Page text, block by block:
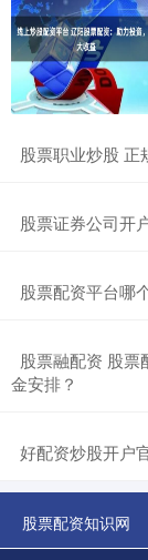
股票职业炒股
股票证券公司开
股票配资平台哪
股票融配资 股
金安排？
好配资炒股开户
股票配资知识网